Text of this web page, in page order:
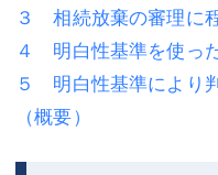
不動産
相続・遺言
離婚（夫婦間トラブル）
相続・遺言
離婚（夫婦間トラブル
企業法務
３ 相続放棄の審理に
４ 明白性基準を使っ
５ 明白性基準により
（概要）